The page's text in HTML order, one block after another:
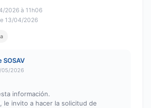
2026 à 11h06
13/04/2026
SOSAV
05/2026
información.
le invito a hacer la solicitud de